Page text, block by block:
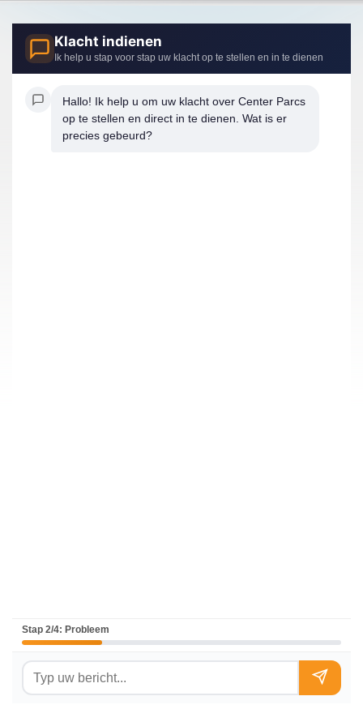
Klacht indienen
Ik help u stap voor stap uw klacht op te stellen en in te dienen
Hallo! Ik help u om uw klacht over Center Parcs
op te stellen en direct in te dienen. Wat is er
precies gebeurd?
Stap 2/4: Probleem